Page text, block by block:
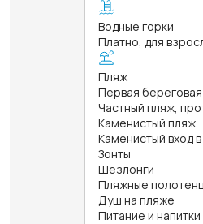
Водные горки
Платно, для
Пляж
Первая
Частный пляж,
Каменистый пляж
Каменистый вход
Зонты
Шезлонги
Пляжные
Душ на пляже
Питание и